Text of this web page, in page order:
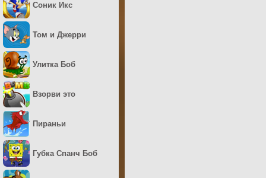
Соник Икс
Том и Джерри
Улитка Боб
Взорви это
Пираньи
Губка Спанч Боб